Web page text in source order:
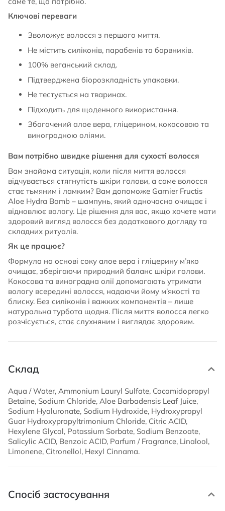
Ключові переваги
Зволожує волосся з першого миття.
Не містить силіконів, парабенів та барвників.
100% веганський склад.
Підтверджена біорозкладність упаковки.
Не тестується на тваринах.
Підходить для щоденного використання.
Збагачений алое вера, гліцерином, кокосовою та
виноградною оліями.
Вам потрібно швидке рішення для сухості волосся
Вам знайома ситуація, коли після миття волосся
відчувається стягнутість шкіри голови, а саме волосся
стає тьмяним і ламким? Вам допоможе Garnier Fructis
Aloe Hydra Bomb – шампунь, який одночасно очищає і
відновлює вологу. Це рішення для вас, якщо хочете мати
здоровий вигляд волосся без додаткового догляду та
складних ритуалів.
Як це працює?
Формула на основі соку алое вера і гліцерину м’яко
очищає, зберігаючи природний баланс шкіри голови.
Кокосова та виноградна олії допомагають утримати
вологу всередині волосся, надаючи йому м’якості та
блиску. Без силіконів і важких компонентів – лише
натуральна турбота щодня. Після миття волосся легко
розчісується, стає слухняним і виглядає здоровим.
Склад
Aqua / Water, Ammonium Lauryl Sulfate, Cocamidopropyl
Betaine, Sodium Chloride, Aloe Barbadensis Leaf Juice,
Sodium Hyaluronate, Sodium Hydroxide, Hydroxypropyl
Guar Hydroxypropyltrimonium Chloride, Citric ACID,
Hexylene Glycol, Potassium Sorbate, Sodium Benzoate,
Salicylic ACID, Benzoic ACID, Parfum / Fragrance, Linalool,
Limonene, Citronellol, Hexyl Cinnama.
Спосіб застосування